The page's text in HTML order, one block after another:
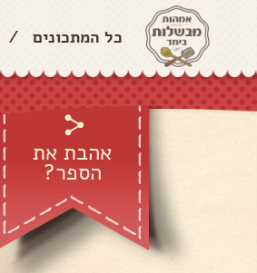
כל המתכונים /
אהבת את
הספר?